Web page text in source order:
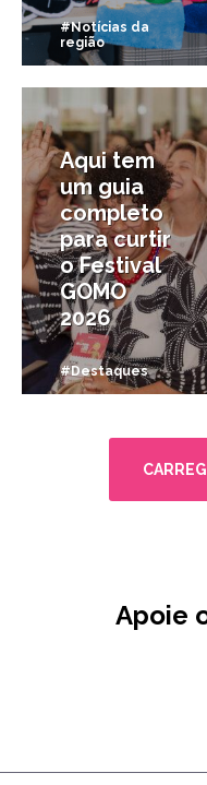
#Notícias da
região
22/04/2026
Aqui tem
um guia
completo
para curtir
o Festival
GOMO
2026
#Destaques
Apoie